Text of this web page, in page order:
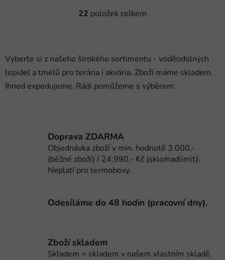
O
d
a
c
k
y
v
ý
i
s
22 položek celkem
Vyberte si z našeho širokého sortimentu - voděodolných
lepidel a tmelů pro terária i akvária. Zboží máme skladem.
Ihned expedujeme. Rádi pomůžeme s výběrem.
Doprava ZDARMA
Objednávka zboží v min. hodnotě 3.000,-
(běžné zboží) / 24.990,- Kč (sklo/nadlimit).
Neplatí pro termoboxy.
Odesíláme do 48 hodin (pracovní dny).
Zboží skladem
Skladem = skladem v našem vlastním skladě.